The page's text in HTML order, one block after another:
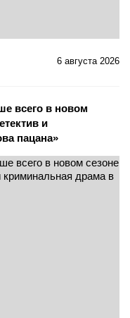
6 августа 2026
всего в новом
и
пацана»